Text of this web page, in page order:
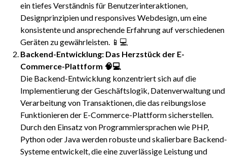
ein tiefes Verständnis für Benutzerinteraktionen,
Designprinzipien und responsives Webdesign, um eine
konsistente und ansprechende Erfahrung auf verschiedenen
Geräten zu gewährleisten. 📱💻
Backend-Entwicklung: Das Herzstück der E-
Commerce-Plattform 🧠💻
Die Backend-Entwicklung konzentriert sich auf die
Implementierung der Geschäftslogik, Datenverwaltung und
Verarbeitung von Transaktionen, die das reibungslose
Funktionieren der E-Commerce-Plattform sicherstellen.
Durch den Einsatz von Programmiersprachen wie PHP,
Python oder Java werden robuste und skalierbare Backend-
Systeme entwickelt, die eine zuverlässige Leistung und